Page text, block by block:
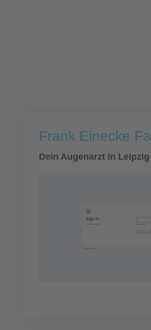
Frank Einecke
Dein Augenarzt in Leipzig